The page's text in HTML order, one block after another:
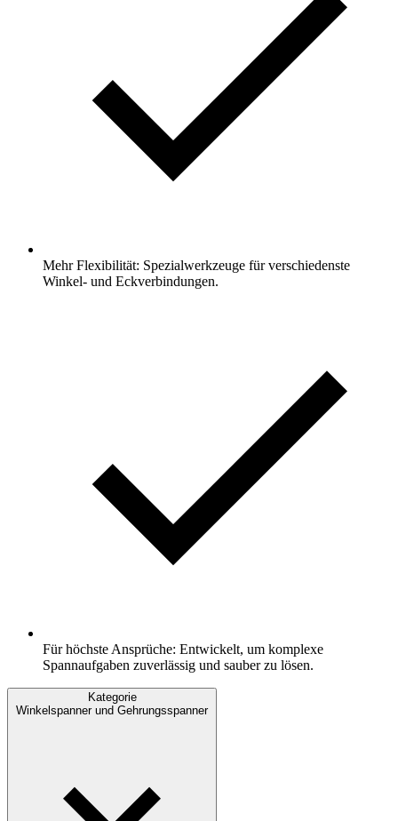
Mehr Flexibilität: Spezialwerkzeuge für verschiedenste
Winkel- und Eckverbindungen.
Für höchste Ansprüche: Entwickelt, um komplexe
Spannaufgaben zuverlässig und sauber zu lösen.
Kategorie
Winkelspanner und Gehrungsspanner